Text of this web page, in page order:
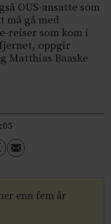
OUS-ansatte som
må gå med
reiser som kom i
oppgir
Matthias Baaske
enn fem år